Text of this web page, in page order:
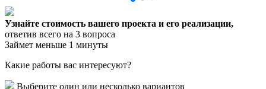
Узнайте стоимость вашего проекта и его реализации,
ответив всего на 3 вопроса
Займет меньше 1 минуты
Какие работы вас интересуют?
Выберите один или несколько вариантов